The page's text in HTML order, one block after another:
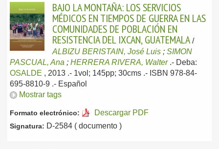
BAJO LA MONTAÑA: LOS SERVICIOS
MÉDICOS EN TIEMPOS DE GUERRA EN LAS
COMUNIDADES DE POBLACIÓN EN
RESISTENCIA DEL IXCAN, GUATEMALA /
ALBIZU BERISTAIN, José Luis ; SIMON
PASCUAL, Ana ; HERRERA RIVERA, Walter .- Deba:
OSALDE , 2013 .- 1vol; 145pp; 30cms .- ISBN 978-84-
695-8810-9 .- Español
Mostrar tags
Formato electrónico: Descargar PDF
Signatura: D-2584 ( documento )